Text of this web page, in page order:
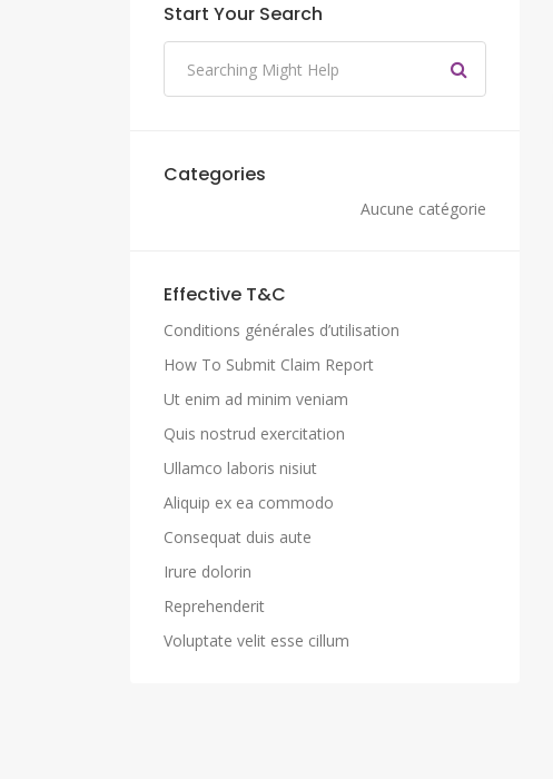
Start Your Search
Categories
Aucune catégorie
Effective T&C
Conditions générales d’utilisation
How To Submit Claim Report
Ut enim ad minim veniam
Quis nostrud exercitation
Ullamco laboris nisiut
Aliquip ex ea commodo
Consequat duis aute
Irure dolorin
Reprehenderit
Voluptate velit esse cillum